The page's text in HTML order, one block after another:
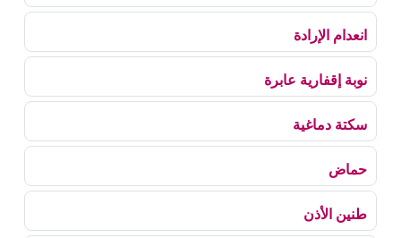
انعدام الإرادة
نوبة إقفارية عابرة
سكتة دماغية
حماض
طنين الأذن